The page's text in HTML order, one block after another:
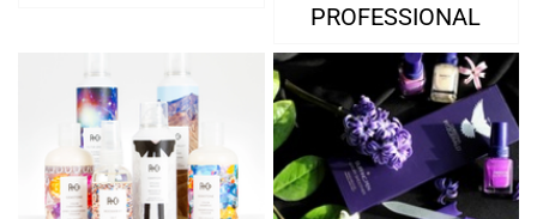
PROFESSIONAL